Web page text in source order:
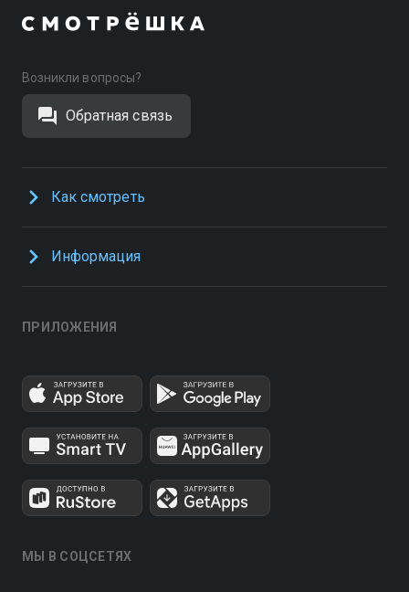
Возникли вопросы?
Обратная связь
Как смотреть
Информация
ПРИЛОЖЕНИЯ
МЫ В СОЦСЕТЯХ